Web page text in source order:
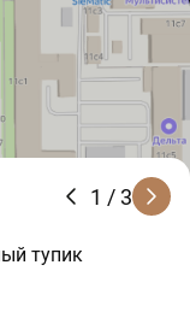
1 / 3
тупик